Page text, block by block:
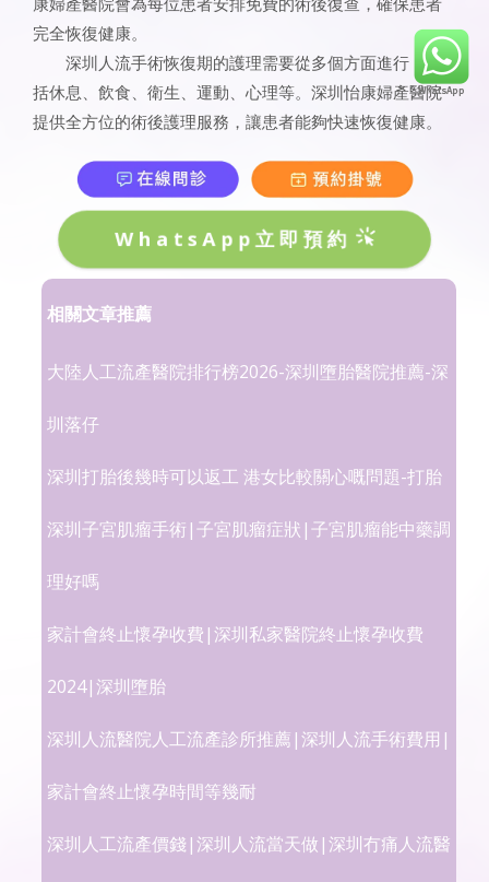
完全恢復健康。
深圳人流手術恢復期的護理需要從多個方面進行，包
括休息、飲食、衛生、運動、心理等。深圳怡康婦產醫院
提供全方位的術後護理服務，讓患者能夠快速恢復健康。
WhatsApp立即預約
相關文章推薦
大陸人工流產醫院排行榜2026-深圳墮胎醫院推薦-深
圳落仔
深圳打胎後幾時可以返工 港女比較關心嘅問題-打胎
深圳子宮肌瘤手術|子宮肌瘤症狀|子宮肌瘤能中藥調
理好嗎
家計會終止懷孕收費|深圳私家醫院終止懷孕收費
2024|深圳墮胎
深圳人流醫院人工流產診所推薦|深圳人流手術費用|
家計會終止懷孕時間等幾耐
深圳人工流產價錢|深圳人流當天做|深圳冇痛人流醫